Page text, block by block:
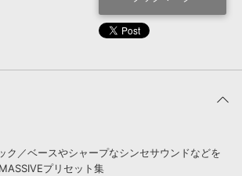
ク／ベースやシャープなシンセサウンドなどを
プリセット集